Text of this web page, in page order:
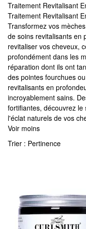
Traitement Revitalisant
Traitement Revitalisant
Traitement Revitalisant
Transformez vos
de soins revitalisants en
revitaliser vos cheveux,
profondément dans les
réparation dont ils ont
des pointes fourchues
revitalisants en
incroyablement sains.
fortifiantes, découvrez
l'éclat naturels de vos
Voir moins
Trier : Pertinence